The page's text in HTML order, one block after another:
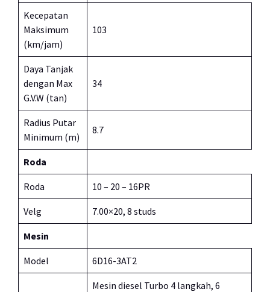
Kecepatan
Maksimum
(km/jam)
103
Daya Tanjak
dengan Max
G.V.W (tan)
34
Radius Putar
Minimum (m)
8.7
Roda
Roda 10 – 20 – 16PR
Velg 7.00×20, 8 studs
Mesin
Model 6D16-3AT2
Mesin diesel Turbo 4 langkah, 6